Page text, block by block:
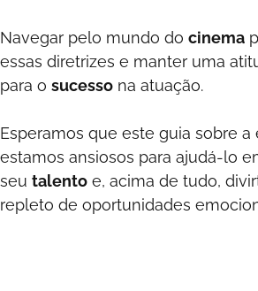
Navegar pelo mundo do cinema
essas diretrizes e manter uma
para o sucesso na atuação.
Esperamos que este guia sobre
estamos ansiosos para ajudá-lo
seu talento e, acima de tudo,
repleto de oportunidades